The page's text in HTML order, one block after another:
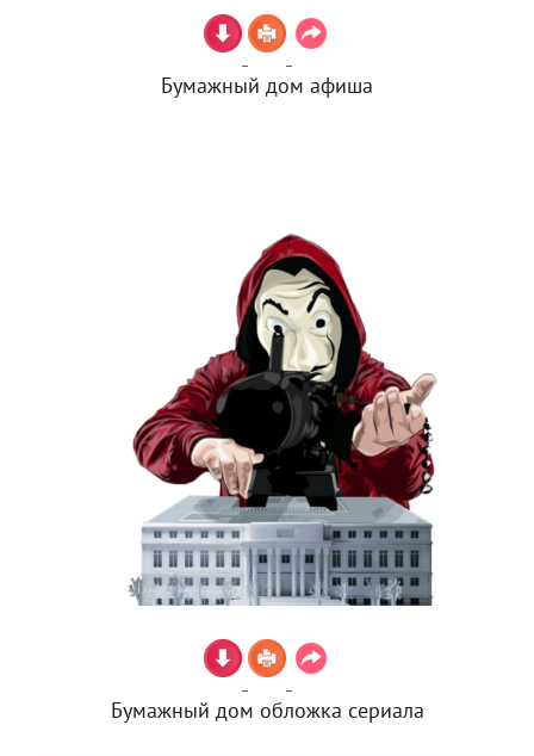
Бумажный дом афиша
Бумажный дом обложка сериала